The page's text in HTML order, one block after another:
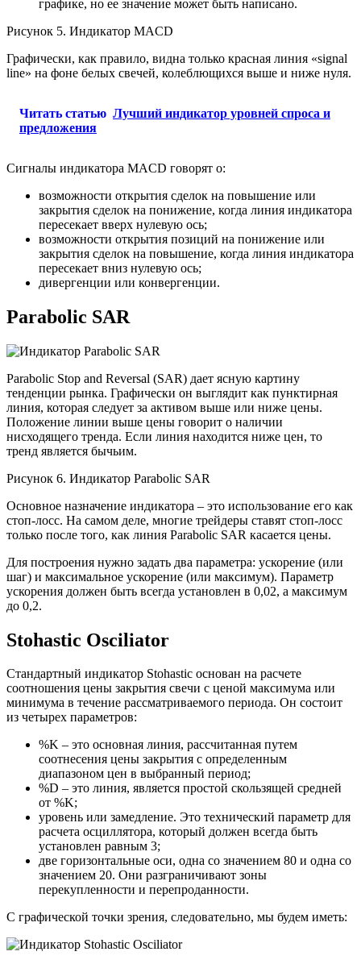
графике, но ее значение может быть написано.
Рисунок 5. Индикатор MACD
Графически, как правило, видна только красная линия «signal
line» на фоне белых свечей, колеблющихся выше и ниже нуля.
Читать статью Лучший индикатор уровней спроса и
предложения
Сигналы индикатора MACD говорят о:
возможности открытия сделок на повышение или
закрытия сделок на понижение, когда линия индикатора
пересекает вверх нулевую ось;
возможности открытия позиций на понижение или
закрытия сделок на повышение, когда линия индикатора
пересекает вниз нулевую ось;
дивергенции или конвергенции.
Parabolic SAR
Parabolic Stop and Reversal (SAR) дает ясную картину
тенденции рынка. Графически он выглядит как пунктирная
линия, которая следует за активом выше или ниже цены.
Положение линии выше цены говорит о наличии
нисходящего тренда. Если линия находится ниже цен, то
тренд является бычьим.
Рисунок 6. Индикатор Parabolic SAR
Основное назначение индикатора – это использование его как
стоп-лосс. На самом деле, многие трейдеры ставят стоп-лосс
только после того, как линия Parabolic SAR касается цены.
Для построения нужно задать два параметра: ускорение (или
шаг) и максимальное ускорение (или максимум). Параметр
ускорения должен быть всегда установлен в 0,02, а максимум
до 0,2.
Stohastic Osciliator
Стандартный индикатор Stohastic основан на расчете
соотношения цены закрытия свечи с ценой максимума или
минимума в течение рассматриваемого периода. Он состоит
из четырех параметров:
%K – это основная линия, рассчитанная путем
соотнесения цены закрытия с определенным
диапазоном цен в выбранный период;
%D – это линия, является простой скользящей средней
от %K;
уровень или замедление. Это технический параметр для
расчета осциллятора, который должен всегда быть
установлен равным 3;
две горизонтальные оси, одна со значением 80 и одна со
значением 20. Они разграничивают зоны
перекупленности и перепроданности.
С графической точки зрения, следовательно, мы будем иметь: